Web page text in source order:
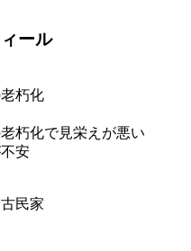
ール
朽化
朽化で見栄えが悪い
安
古民家